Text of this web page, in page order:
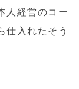
人経営のコー
仕入れたそう